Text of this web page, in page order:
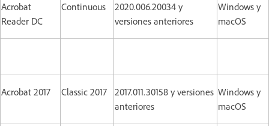
Acrobat
Reader DC
Continuous
2020.006.20034 y
versiones anteriores
Windows y
macOS
Acrobat 2017 Classic 2017
2017.011.30158 y versiones
anteriores
Windows y
macOS